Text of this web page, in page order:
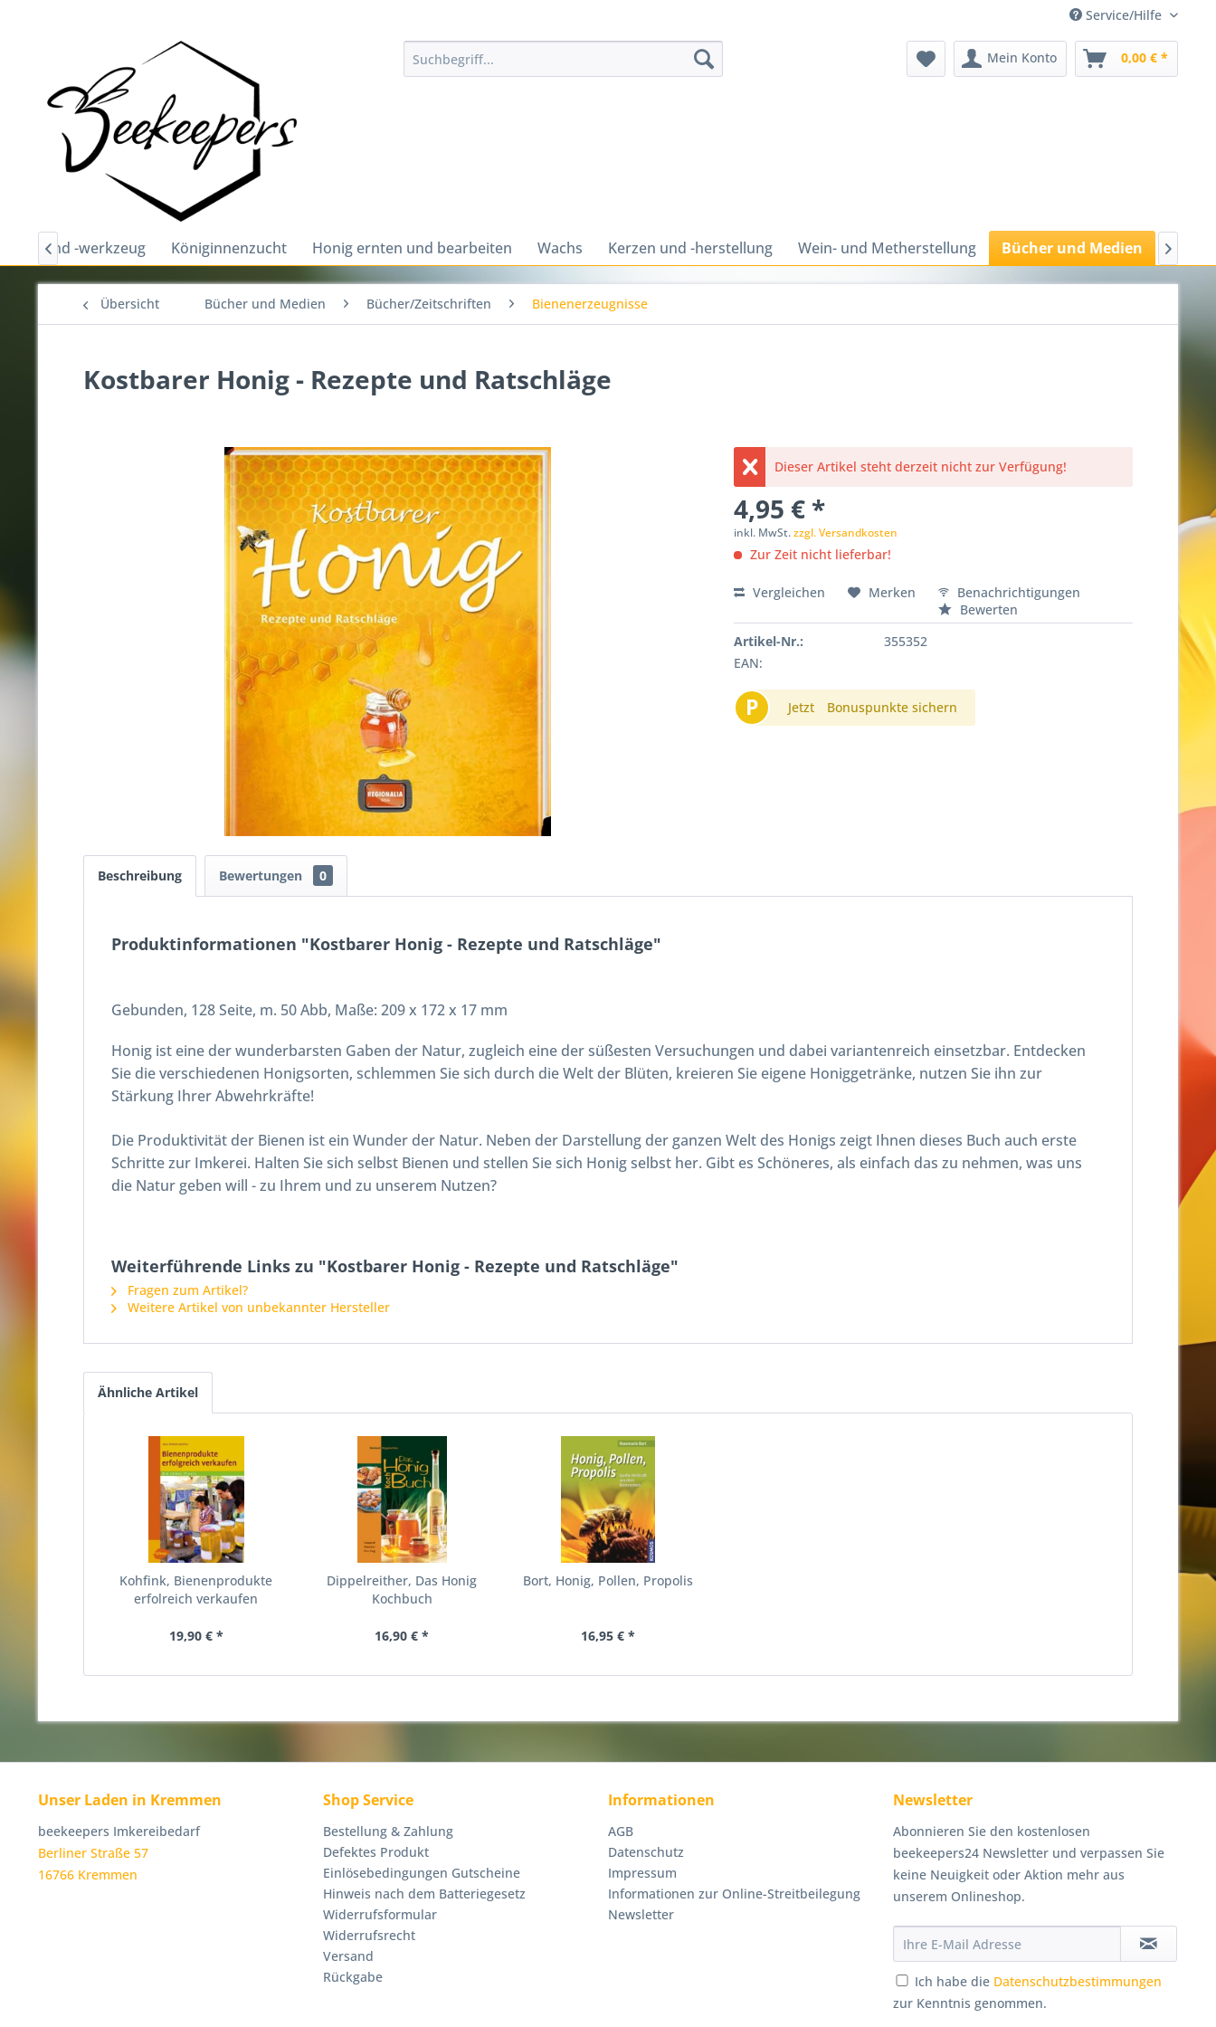
Service/Hilfe
Mein Konto 0,00 € *
und -werkzeug Königinnenzucht Honig ernten und bearbeiten Wachs Kerzen und -herstellung Wein- und Metherstellung Bücher und Medien
 
Übersicht Bücher und Medien Bücher/Zeitschriften Bienenerzeugnisse
Kostbarer Honig - Rezepte und Ratschläge
Dieser Artikel steht derzeit nicht zur Verfügung!
4,95 € *
inkl. MwSt.zzgl. Versandkosten
Zur Zeit nicht lieferbar!
Vergleichen Merken
Benachrichtigungen
Bewerten
Artikel-Nr.:
355352
EAN:
P Jetzt Bonuspunkte sichern
Beschreibung Bewertungen 0
Produktinformationen "Kostbarer Honig - Rezepte und Ratschläge"
Gebunden, 128 Seite, m. 50 Abb, Maße: 209 x 172 x 17 mm
Honig ist eine der wunderbarsten Gaben der Natur, zugleich eine der süßesten Versuchungen und dabei variantenreich einsetzbar. Entdecken
Sie die verschiedenen Honigsorten, schlemmen Sie sich durch die Welt der Blüten, kreieren Sie eigene Honiggetränke, nutzen Sie ihn zur
Stärkung Ihrer Abwehrkräfte!
Die Produktivität der Bienen ist ein Wunder der Natur. Neben der Darstellung der ganzen Welt des Honigs zeigt Ihnen dieses Buch auch erste
Schritte zur Imkerei. Halten Sie sich selbst Bienen und stellen Sie sich Honig selbst her. Gibt es Schöneres, als einfach das zu nehmen, was uns
die Natur geben will - zu Ihrem und zu unserem Nutzen?
Weiterführende Links zu "Kostbarer Honig - Rezepte und Ratschläge"
Fragen zum Artikel?
Weitere Artikel von unbekannter Hersteller
Ähnliche Artikel
Kohfink, Bienenprodukte
erfolreich verkaufen
19,90 € *
Dippelreither, Das Honig
Kochbuch
16,90 € *
Bort, Honig, Pollen, Propolis
16,95 € *
Unser Laden in Kremmen
beekeepers Imkereibedarf
Berliner Straße 57
16766 Kremmen
Shop Service
Bestellung & Zahlung
Defektes Produkt
Einlösebedingungen Gutscheine
Hinweis nach dem Batteriegesetz
Widerrufsformular
Widerrufsrecht
Versand
Rückgabe
Informationen
AGB
Datenschutz
Impressum
Informationen zur Online-Streitbeilegung
Newsletter
Newsletter
Abonnieren Sie den kostenlosen
beekeepers24 Newsletter und verpassen Sie
keine Neuigkeit oder Aktion mehr aus
unserem Onlineshop.
Ich habe die Datenschutzbestimmungen
zur Kenntnis genommen.